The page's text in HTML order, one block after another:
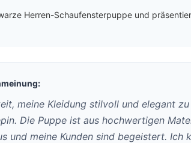
Herren-Schaufensterpuppe und
meine Kleidung stilvoll und elegant
Die Puppe ist aus hochwertigen
und meine Kunden sind begeistert. Ich